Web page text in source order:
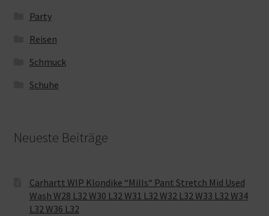
Party
Reisen
Schmuck
Schuhe
Neueste Beiträge
Carhartt WIP Klondike “Mills“ Pant Stretch Mid Used
Wash W28 L32 W30 L32 W31 L32 W32 L32 W33 L32 W34
L32 W36 L32